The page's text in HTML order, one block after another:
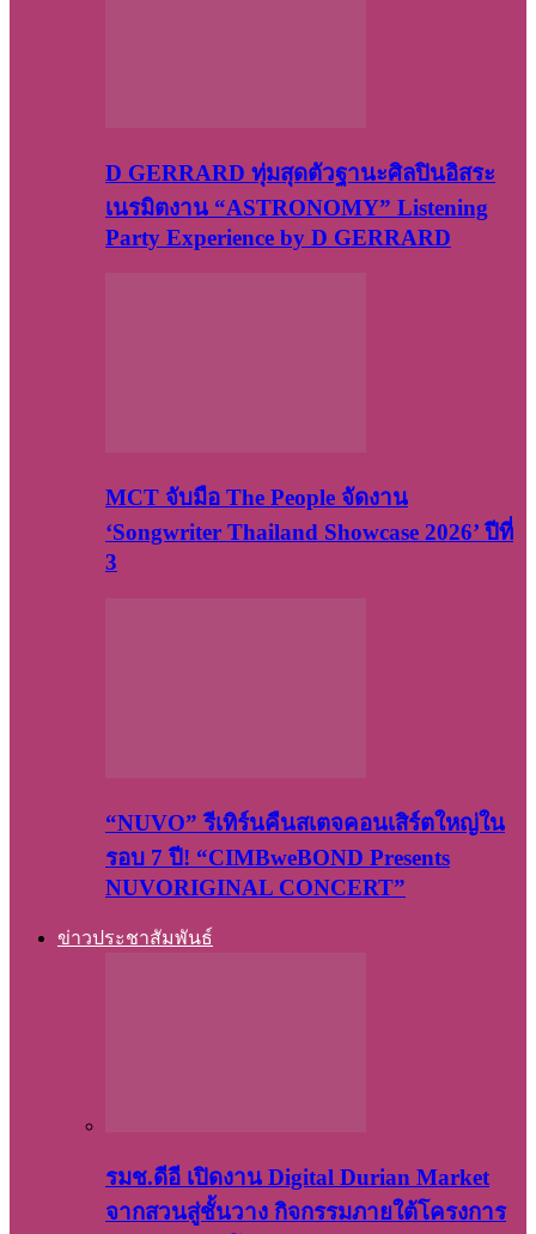
D GERRARD ทุ่มสุดตัวฐานะศิลปินอิสระ
เนรมิตงาน “ASTRONOMY” Listening
Party Experience by D GERRARD
MCT จับมือ The People จัดงาน
‘Songwriter Thailand Showcase 2026’ ปีที่
3
“NUVO” รีเทิร์นคืนสเตจคอนเสิร์ตใหญ่ใน
รอบ 7 ปี! “CIMBweBOND Presents
NUVORIGINAL CONCERT”
ข่าวประชาสัมพันธ์
รมช.ดีอี เปิดงาน Digital Durian Market
จากสวนสู่ชั้นวาง กิจกรรมภายใต้โครงการ